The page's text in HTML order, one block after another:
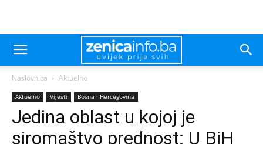
Naslovnica Aktuelno
Aktuelno Vijesti Bosna i Hercegovina
Jedina oblast u kojoj je
siromaštvo prednost: U BiH